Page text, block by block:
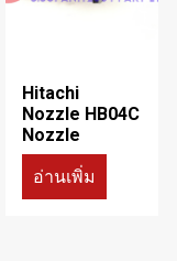
Hitachi
Nozzle HB04C
Nozzle
อ่านเพิ่ม